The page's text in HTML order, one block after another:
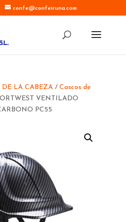
confe@confeiruna.com
LA CABEZA/ Cascos de
VENTILADO
PC55